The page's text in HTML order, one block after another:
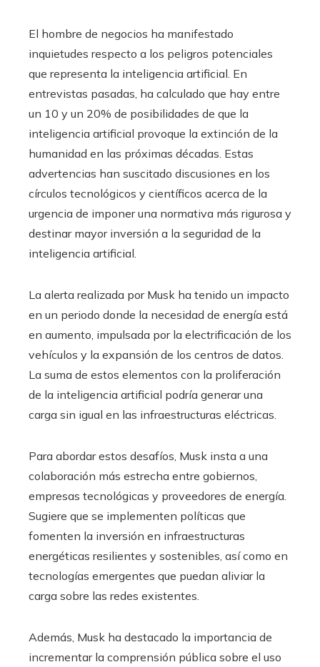
El hombre de negocios ha manifestado
inquietudes respecto a los peligros potenciales
que representa la inteligencia artificial. En
entrevistas pasadas, ha calculado que hay entre
un 10 y un 20% de posibilidades de que la
inteligencia artificial provoque la extinción de la
humanidad en las próximas décadas. Estas
advertencias han suscitado discusiones en los
círculos tecnológicos y científicos acerca de la
urgencia de imponer una normativa más rigurosa y
destinar mayor inversión a la seguridad de la
inteligencia artificial.
La alerta realizada por Musk ha tenido un impacto
en un periodo donde la necesidad de energía está
en aumento, impulsada por la electrificación de los
vehículos y la expansión de los centros de datos.
La suma de estos elementos con la proliferación
de la inteligencia artificial podría generar una
carga sin igual en las infraestructuras eléctricas.
Para abordar estos desafíos, Musk insta a una
colaboración más estrecha entre gobiernos,
empresas tecnológicas y proveedores de energía.
Sugiere que se implementen políticas que
fomenten la inversión en infraestructuras
energéticas resilientes y sostenibles, así como en
tecnologías emergentes que puedan aliviar la
carga sobre las redes existentes.​
Además, Musk ha destacado la importancia de
incrementar la comprensión pública sobre el uso